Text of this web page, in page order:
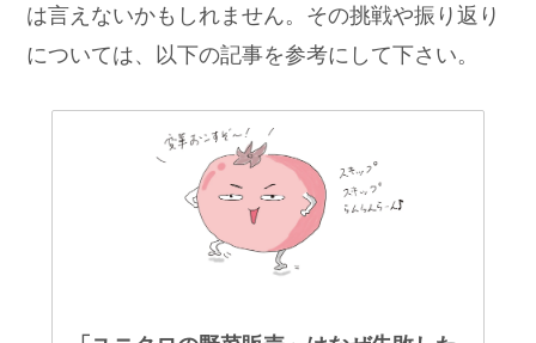
は言えないかもしれません。その挑戦や振り返り
については、以下の記事を参考にして下さい。